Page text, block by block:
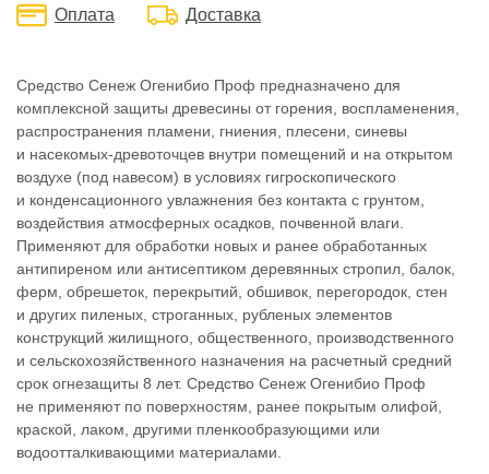
Оплата Доставка
Средство Сенеж Огенибио Проф предназначено для
комплексной защиты древесины от горения, воспламенения,
распространения пламени, гниения, плесени, синевы
и насекомых-древоточцев внутри помещений и на открытом
воздухе (под навесом) в условиях гигроскопического
и конденсационного увлажнения без контакта с грунтом,
воздействия атмосферных осадков, почвенной влаги.
Применяют для обработки новых и ранее обработанных
антипиреном или антисептиком деревянных стропил, балок,
ферм, обрешеток, перекрытий, обшивок, перегородок, стен
и других пиленых, строганных, рубленых элементов
конструкций жилищного, общественного, производственного
и сельскохозяйственного назначения на расчетный средний
срок огнезащиты 8 лет. Средство Сенеж Огенибио Проф
не применяют по поверхностям, ранее покрытым олифой,
краской, лаком, другими пленкообразующими или
водоотталкивающими материалами.